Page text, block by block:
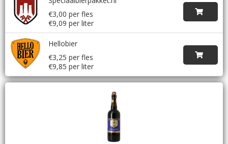
€3,00 per fles
€9,09 per liter
Hellobier
€3,25 per fles
€9,85 per liter